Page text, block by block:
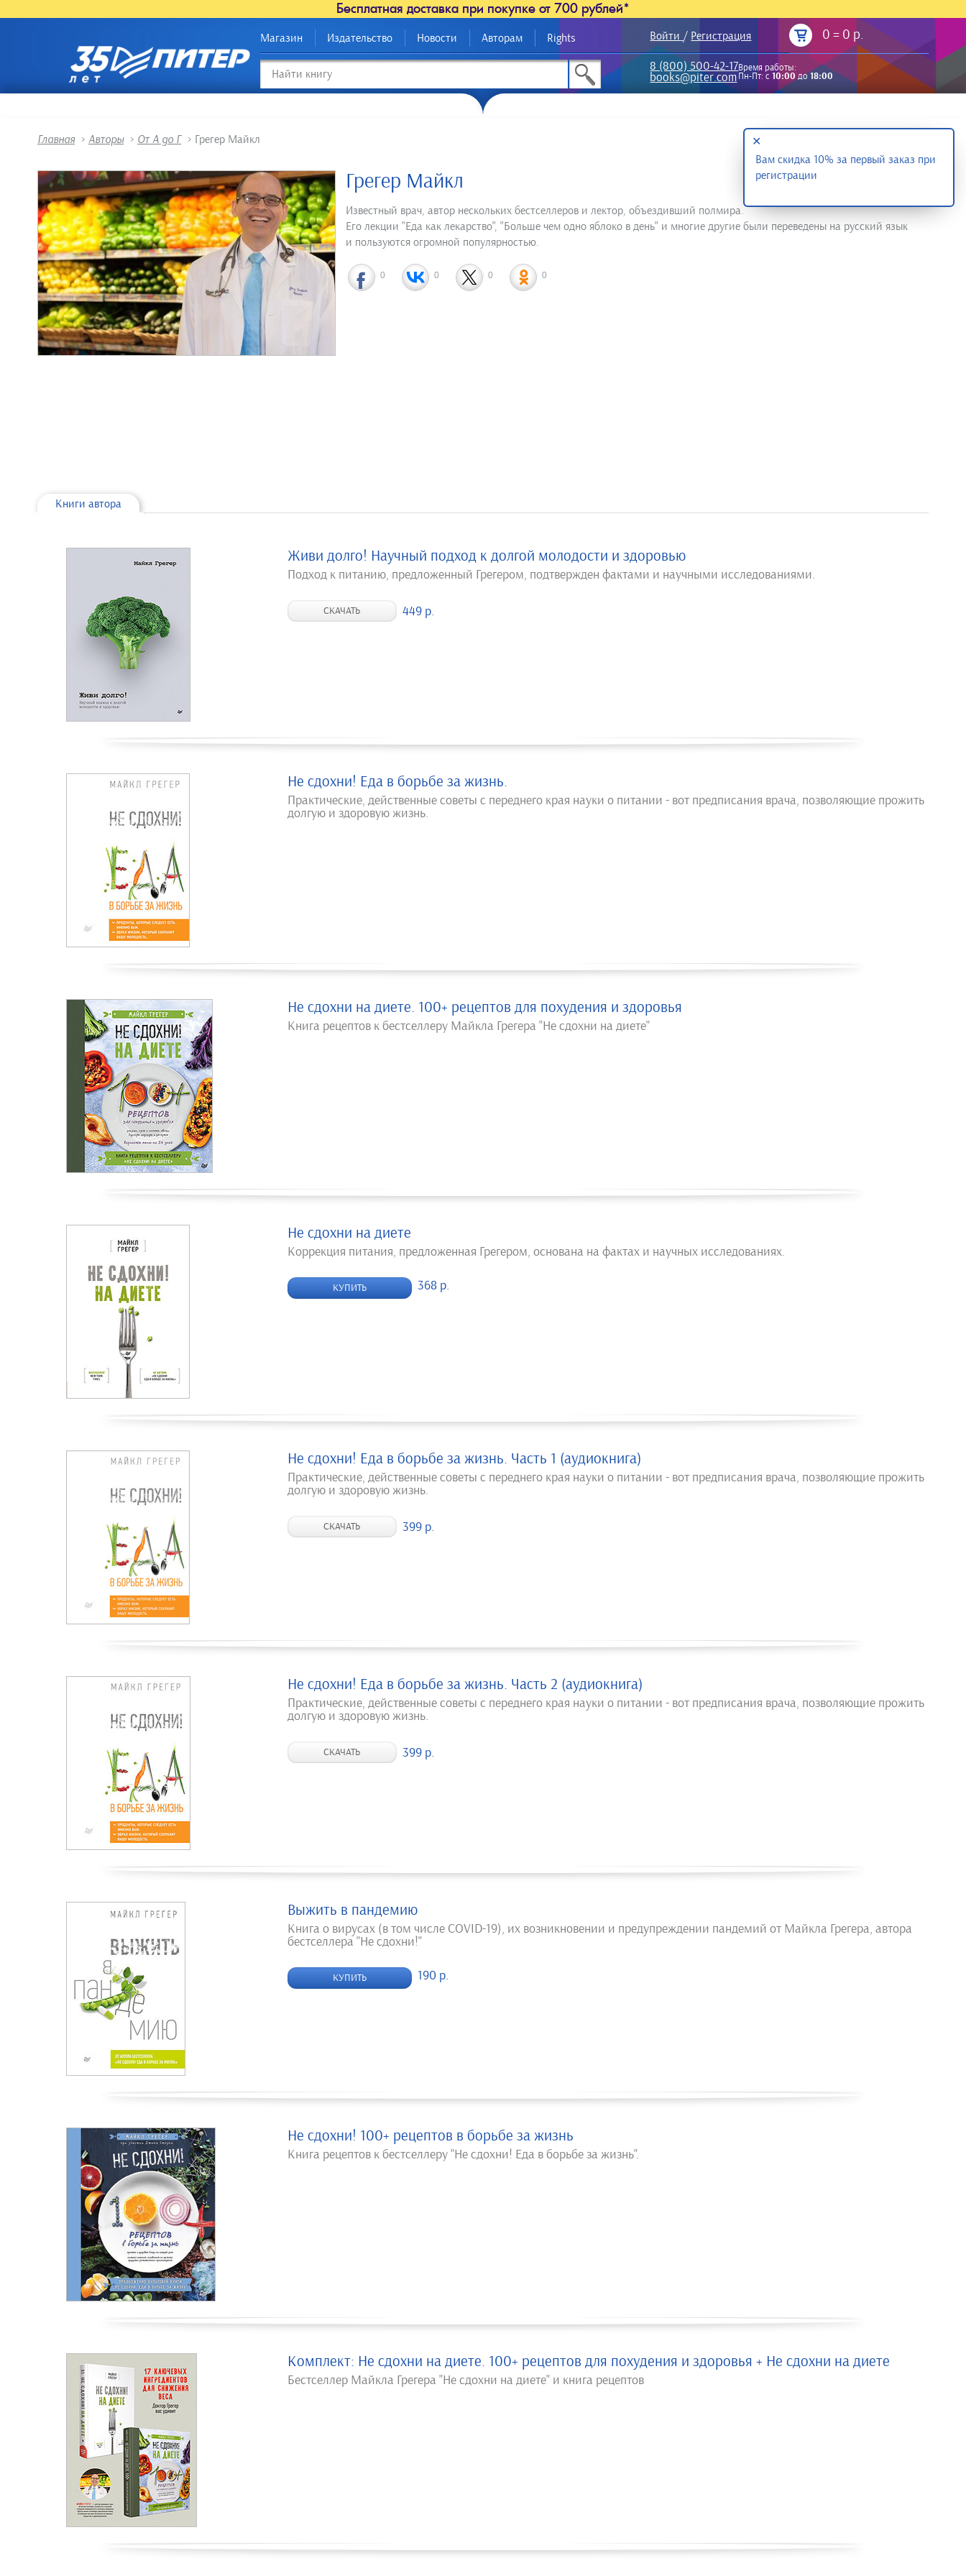
Бесплатная доставка при покупке от 700 рублей*
Магазин Издательство Новости Авторам Rights Войти / Регистрация 0 = 0 р.
8 (800) 500-42-17
books@piter.com
Время работы:
Пн-Пт: с10:00до18:00
Главная > Авторы > От А до Г > Грегер Майкл
Грегер Майкл
Известный врач, автор нескольких бестселлеров и лектор, объездивший полмира.
Его лекции "Еда как лекарство", "Больше чем одно яблоко в день" и многие другие были переведены на русский язык
и пользуются огромной популярностью.
0 0 0 0
Книги автора
Живи долго! Научный подход к долгой молодости и здоровью
Подход к питанию, предложенный Грегером, подтвержден фактами и научными исследованиями.
СКАЧАТЬ 449 р.
Не сдохни! Еда в борьбе за жизнь.
Практические, действенные советы с переднего края науки о питании - вот предписания врача, позволяющие прожить
долгую и здоровую жизнь.
Не сдохни на диете. 100+ рецептов для похудения и здоровья
Книга рецептов к бестселлеру Майкла Грегера "Не сдохни на диете"
Не сдохни на диете
Коррекция питания, предложенная Грегером, основана на фактах и научных исследованиях.
КУПИТЬ 368 р.
Не сдохни! Еда в борьбе за жизнь. Часть 1 (аудиокнига)
Практические, действенные советы с переднего края науки о питании - вот предписания врача, позволяющие прожить
долгую и здоровую жизнь.
СКАЧАТЬ 399 р.
Не сдохни! Еда в борьбе за жизнь. Часть 2 (аудиокнига)
Практические, действенные советы с переднего края науки о питании - вот предписания врача, позволяющие прожить
долгую и здоровую жизнь.
СКАЧАТЬ 399 р.
Выжить в пандемию
Книга о вирусах (в том числе COVID-19), их возникновении и предупреждении пандемий от Майкла Грегера, автора
бестселлера "Не сдохни!"
КУПИТЬ 190 р.
Не сдохни! 100+ рецептов в борьбе за жизнь
Книга рецептов к бестселлеру "Не сдохни! Еда в борьбе за жизнь".
Комплект: Не сдохни на диете. 100+ рецептов для похудения и здоровья + Не сдохни на диете
Бестселлер Майкла Грегера "Не сдохни на диете" и книга рецептов
Вам скидка 10% за первый заказ при
регистрации
✕